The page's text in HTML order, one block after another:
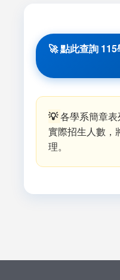
🚀 點此查詢
💡各學系簡章表
實際招生人數，
理。